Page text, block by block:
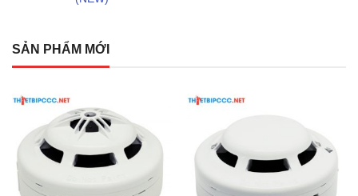
Dịch vụ giao hàng nhanh chóng, hỗ trợ chi phí vận
chuyển tối ưu cho từng khu vực của khách hàng
SẢN PHẨM MỚI